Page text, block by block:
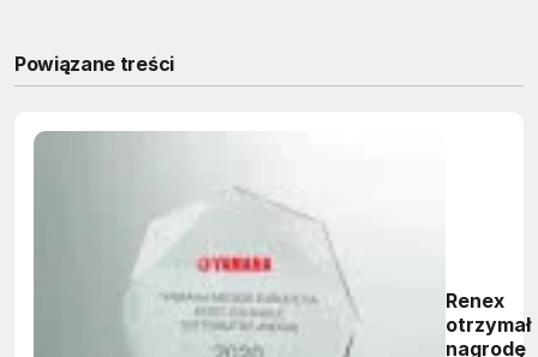
Powiązane treści
Renex
otrzymał
nagrodę